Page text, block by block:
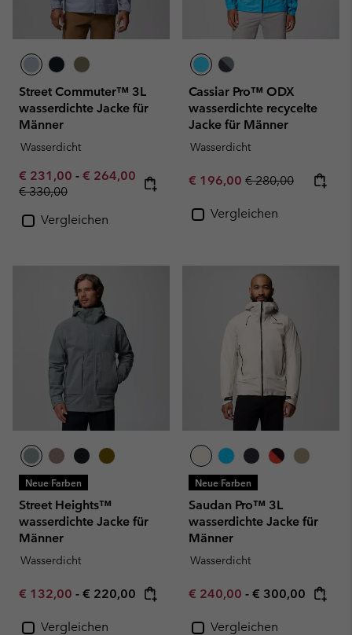
Street Commuter™ 3L
wasserdichte Jacke für
Männer
Wasserdicht
Minimum sale price:
€ 231,00 - Maximum sale price:
€ 264,00
Regular price:
€ 330,00
Vergleichen
Cassiar Pro™ ODX
wasserdichte recycelte
Jacke für Männer
Wasserdicht
Sale price:
€ 196,00 Regular price:
€ 280,00
Vergleichen
Neue Farben
Street Heights™
wasserdichte Jacke für
Männer
Wasserdicht
Minimum sale price:
€ 132,00 - Maximum price:
€ 220,00
Vergleichen
Neue Farben
Saudan Pro™ 3L
wasserdichte Jacke für
Männer
Wasserdicht
Minimum sale price:
€ 240,00 - Maximum price:
€ 300,00
Vergleichen